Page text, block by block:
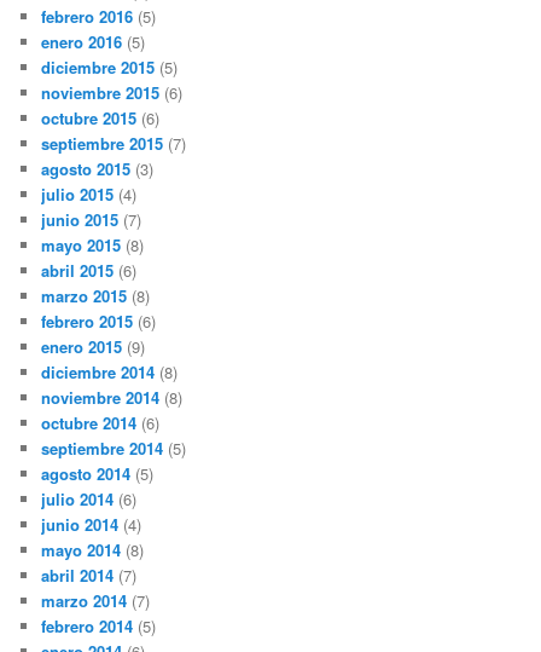
febrero 2016 (5)
enero 2016 (5)
diciembre 2015 (5)
noviembre 2015 (6)
octubre 2015 (6)
septiembre 2015 (7)
agosto 2015 (3)
julio 2015 (4)
junio 2015 (7)
mayo 2015 (8)
abril 2015 (6)
marzo 2015 (8)
febrero 2015 (6)
enero 2015 (9)
diciembre 2014 (8)
noviembre 2014 (8)
octubre 2014 (6)
septiembre 2014 (5)
agosto 2014 (5)
julio 2014 (6)
junio 2014 (4)
mayo 2014 (8)
abril 2014 (7)
marzo 2014 (7)
febrero 2014 (5)